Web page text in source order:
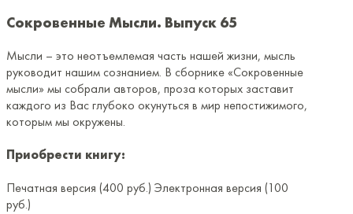
Сокровенные Мысли. Выпуск 65
Мысли – это неотъемлемая часть нашей жизни, мысль
руководит нашим сознанием. В сборнике «Сокровенные
мысли» мы собрали авторов, проза которых заставит
каждого из Вас глубоко окунуться в мир непостижимого,
которым мы окружены.
Приобрести книгу:
Печатная версия (400 руб.) Электронная версия (100
руб.)